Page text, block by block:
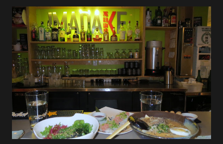
les sens : on voit en avant-scène une écrivaine avec un
danseur qui la suit comme une ombre et représente son
inconscient. En arrière-scène, des danseurs interprètent
des bouts de rêves décousus, ce sont les personnages des
récits inachevés de l'écrivaine. Donc pas de fil conducteur,
des danseurs qui semblent danser côte-à-côte sans jamais
danser vraiment ensemble, un ballet visuellement peu
attrayant et notre regard qui ne sait jamais très bien où ...